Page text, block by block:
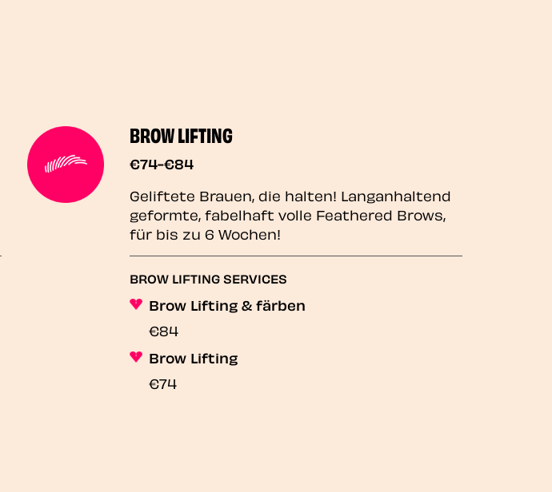
BROW LIFTING
€74-€84
Geliftete Brauen, die halten! Langanhaltend
geformte, fabelhaft volle Feathered Brows,
für bis zu 6 Wochen!
BROW LIFTING SERVICES
Brow Lifting & färben
€84
Brow Lifting
€74